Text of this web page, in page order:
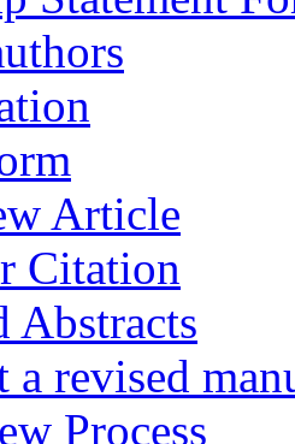
Article
Citation
Abstracts
a revised
Process